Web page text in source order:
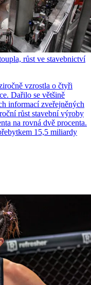
růst ve stavebnictví
vzrostla o čtyři
Dařilo se většině
informací zveřejněných
růst stavební výroby
na rovná dvě procenta.
15,5 miliardy